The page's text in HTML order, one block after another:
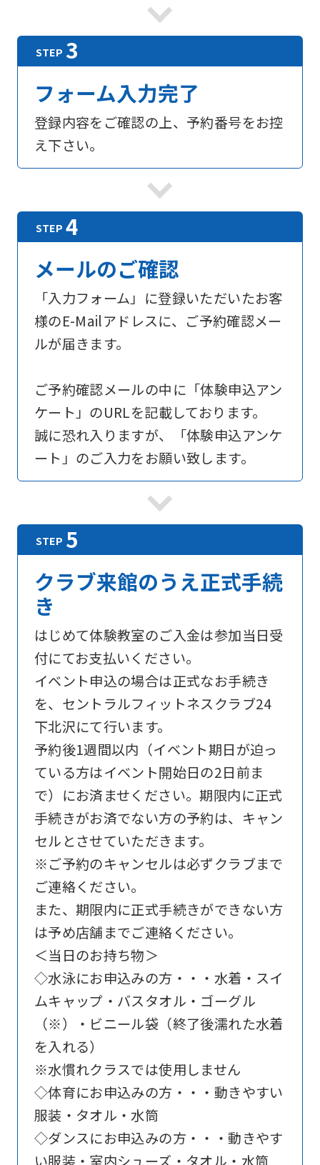
フォーム入力完了
登録内容をご確認の上、予約番号をお控
え下さい。
メールのご確認
「入力フォーム」に登録いただいたお客
様のE-Mailアドレスに、ご予約確認メー
ルが届きます。
ご予約確認メールの中に「体験申込アン
ケート」のURLを記載しております。
誠に恐れ入りますが、「体験申込アンケ
ート」のご入力をお願い致します。
クラブ来館のうえ正式手続
き
はじめて体験教室のご入金は参加当日受
付にてお支払いください。
イベント申込の場合は正式なお手続き
を、セントラルフィットネスクラブ24
下北沢にて行います。
予約後1週間以内（イベント期日が迫っ
ている方はイベント開始日の2日前ま
で）にお済ませください。期限内に正式
手続きがお済でない方の予約は、キャン
セルとさせていただきます。
※ご予約のキャンセルは必ずクラブまで
ご連絡ください。
また、期限内に正式手続きができない方
は予め店舗までご連絡ください。
＜当日のお持ち物＞
◇水泳にお申込みの方・・・水着・スイ
ムキャップ・バスタオル・ゴーグル
（※）・ビニール袋（終了後濡れた水着
を入れる）
※水慣れクラスでは使用しません
◇体育にお申込みの方・・・動きやすい
服装・タオル・水筒
◇ダンスにお申込みの方・・・動きやす
い服装・室内シューズ・タオル・水筒
For
foreigners
Central
Sports
official
website
is
automatically
translated
into
English.
Click
link
below
automatic
translation)
to
to
the
page.